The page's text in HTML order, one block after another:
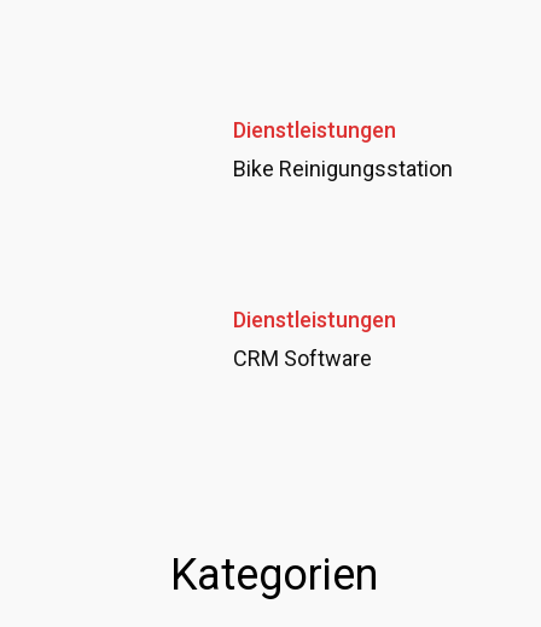
Dienstleistungen
Bike Reinigungsstation
Dienstleistungen
CRM Software
Kategorien